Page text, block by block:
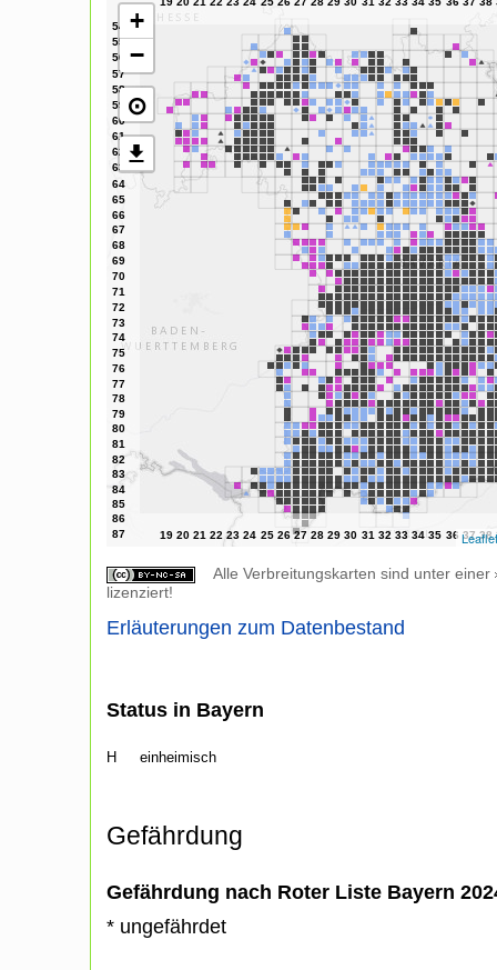
+
−
⊙
Leaflet
Alle Verbreitungskarten sind unter einer
lizenziert!
Erläuterungen zum Datenbestand
Status in Bayern
H einheimisch
Gefährdung
Gefährdung nach Roter Liste Bayern
* ungefährdet